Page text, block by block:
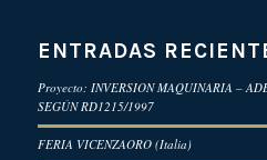
ENTRADAS
Proyecto: INVERSION MAQUINARIA –
SEGÚN RD1215/1997
FERIA VICENZAORO (Italia)